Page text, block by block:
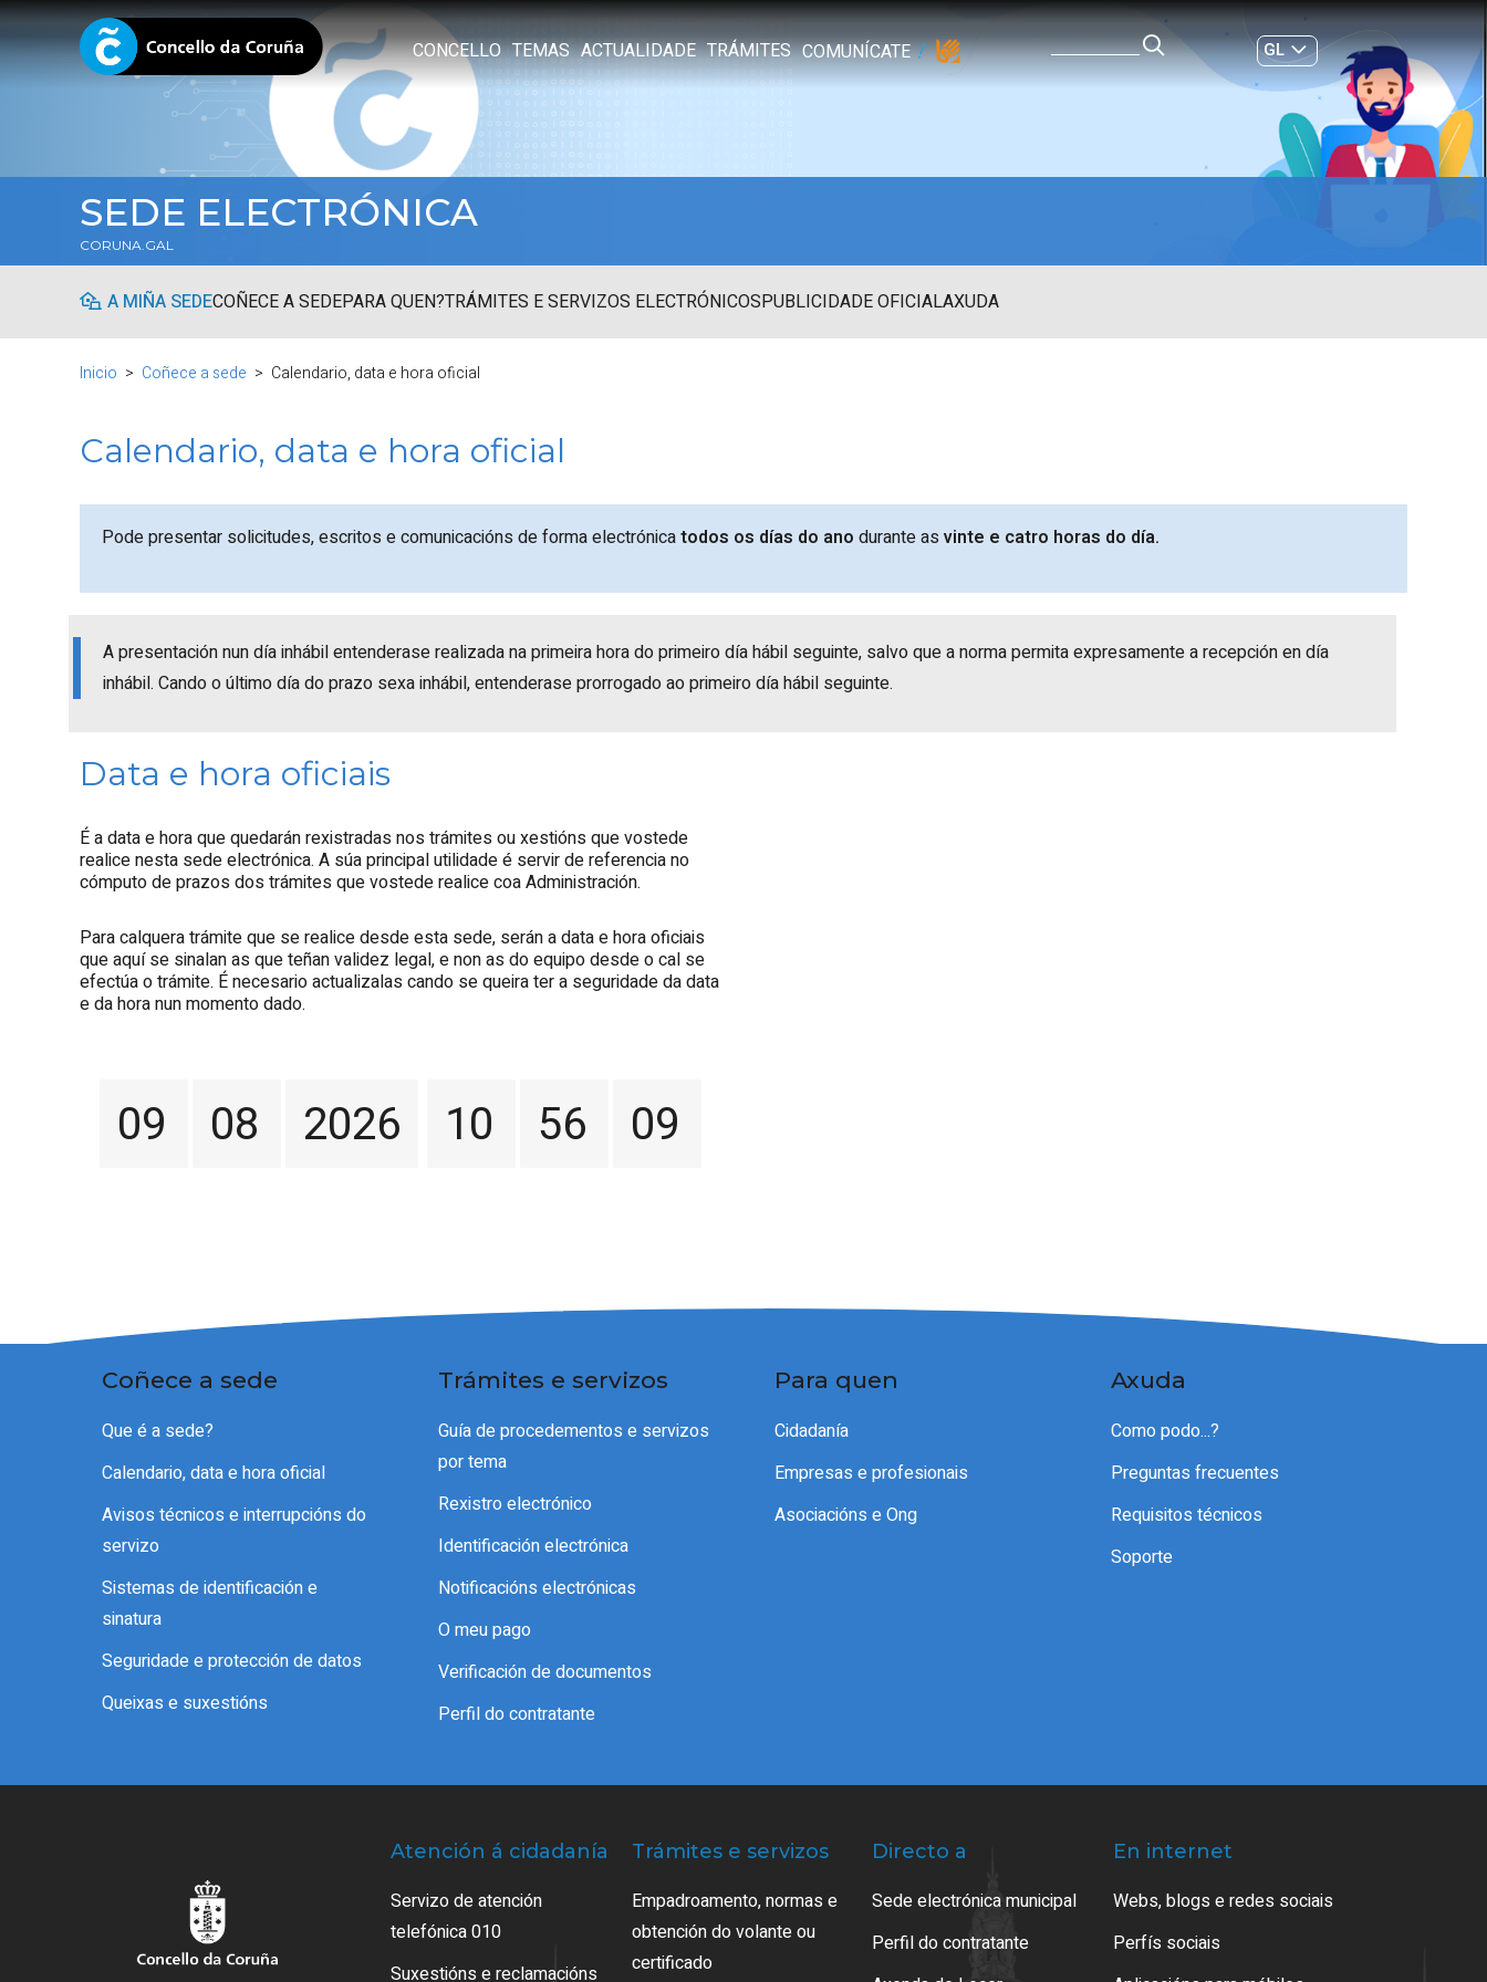
CONCELLO TEMAS ACTUALIDADE TRÁMITES COMUNÍCATE
GL
ES|
SEDE ELECTRÓNICA
CORUNA.GAL
A MIÑA SEDECOÑECE A SEDEPARA QUEN?TRÁMITES E SERVIZOS ELECTRÓNICOSPUBLICIDADE OFICIALAXUDA
Inicio Coñece a sede Calendario, data e hora oficial
Calendario, data e hora oficial
Pode presentar solicitudes, escritos e comunicacións de forma electrónicatodos os días do ano durante as vinte e catro horas do día.
A presentación nun día inhábil entenderase realizada na primeira hora do primeiro día hábil seguinte, salvo que a norma permita expresamente a recepción en día
inhábil. Cando o último día do prazo sexa inhábil, entenderase prorrogado ao primeiro día hábil seguinte.
Data e hora oficiais
É a data e hora que quedarán rexistradas nos trámites ou xestións que vostede
realice nesta sede electrónica. A súa principal utilidade é servir de referencia no
cómputo de prazos dos trámites que vostede realice coa Administración.
Para calquera trámite que se realice desde esta sede, serán a data e hora oficiais
que aquí se sinalan as que teñan validez legal, e non as do equipo desde o cal se
efectúa o trámite. É necesario actualizalas cando se queira ter a seguridade da data
e da hora nun momento dado.
09 08 2026 10 56 09
Coñece a sede
Que é a sede?
Calendario, data e hora oficial
Avisos técnicos e interrupcións do
servizo
Sistemas de identificación e
sinatura
Seguridade e protección de datos
Queixas e suxestións
Trámites e servizos
Guía de procedementos e servizos
por tema
Rexistro electrónico
Identificación electrónica
Notificacións electrónicas
O meu pago
Verificación de documentos
Perfil do contratante
Para quen
Cidadanía
Empresas e profesionais
Asociacións e Ong
Axuda
Como podo...?
Preguntas frecuentes
Requisitos técnicos
Soporte
Atención á cidadanía
Servizo de atención
telefónica 010
Suxestións e reclamacións
Trámites e servizos
Empadroamento, normas e
obtención do volante ou
certificado
Directo a
Sede electrónica municipal
Perfil do contratante
En internet
Webs, blogs e redes sociais
Perfís sociais